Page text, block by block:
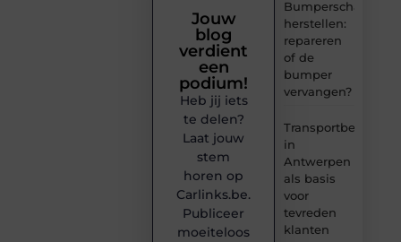
Bumperschade
herstellen:
repareren
of de
bumper
vervangen?
Transportbedrijf
in
Antwerpen
als basis
voor
tevreden
klanten
Jouw
blog
verdient
een
podium!
Heb jij iets
te delen?
Laat jouw
stem
horen op
Carlinks.be.
Publiceer
moeiteloos